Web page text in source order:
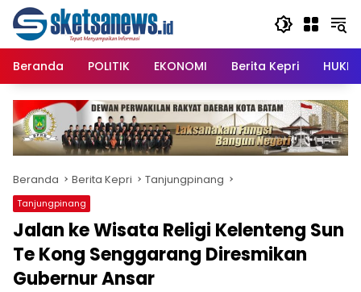
content
Langsung
konten
Beranda
POLITIK EKONOMI Berita Kepri
Beranda Berita Kepri Tanjungpinang
Tanjungpinang
Jalan ke Wisata Religi Kelenteng Sun
Te Kong Senggarang Diresmikan
Gubernur Ansar